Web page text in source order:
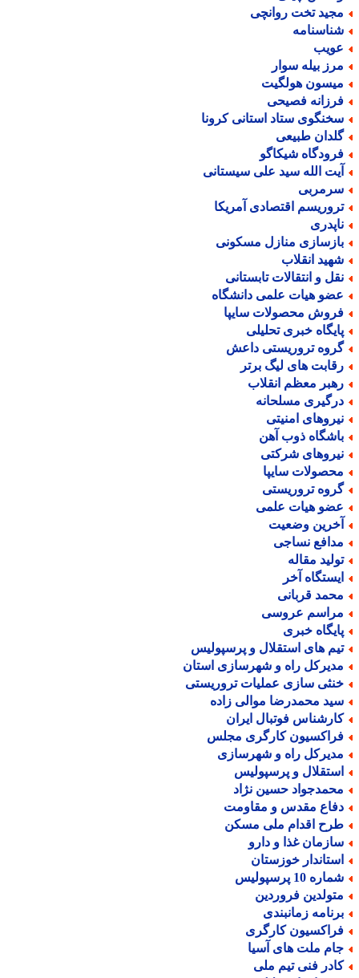
تخت روانچی
بیله سوار
هولگیت
فصیحی
ستاد استانی کرونا
طبیعی
شیکاگو
الله سید علی سیستانی
اقتصادی آمریکا
منازل مسکونی
انقلاب
و انتقالات تابستانی
هیات علمی دانشگاه
محصولات سایپا
خبری تحلیلی
تروریستی داعش
های لیگ برتر
معظم انقلاب
مسلحانه
امنیتی
ذوب آهن
شرکتی
سایپا
تروریستی
هیات علمی
وضعیت
نساجی
مقاله
آخر
قربانی
عروسی
خبری
های استقلال و پرسپولیس
راه و شهرسازی استان
سازی عملیات تروریستی
محمدرضا موالی زاده
فوتبال ایران
کارگری مجلس
راه و شهرسازی
و پرسپولیس
حسین نژاد
مقدس و مقاومت
اقدام ملی مسکن
غذا و دارو
خوزستان
10 پرسپولیس
فروردین
زمانبندی
کارگری
ملت های آسیا
فنی تیم ملی